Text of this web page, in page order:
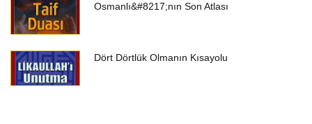
Osmanlı&#8217;nın Son Atlası
Dört Dörtlük Olmanın Kısayolu